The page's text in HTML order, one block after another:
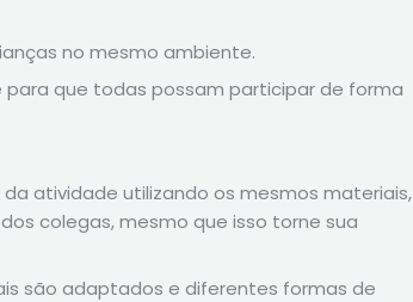
no mesmo ambiente.
que todas possam participar de forma
atividade utilizando os mesmos materiais,
colegas, mesmo que isso torne sua
são adaptados e diferentes formas de